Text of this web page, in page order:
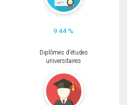
9.44 %
Diplômes d'études
universitaires